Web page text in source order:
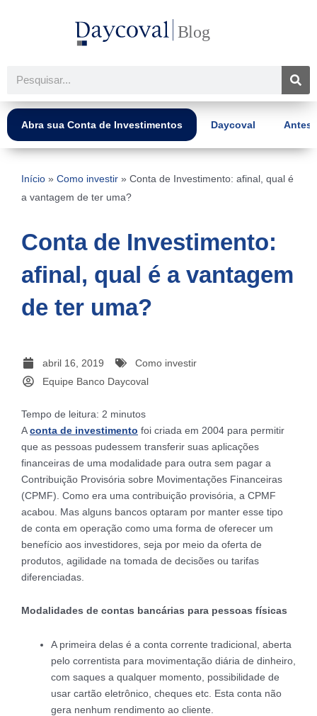
Pesquisar
Abra sua Conta de Investimentos Daycoval Antes
Início » Como investir » Conta de Investimento: afinal, qual é
a vantagem de ter uma?
Conta de Investimento:
afinal, qual é a vantagem
de ter uma?
abril 16, 2019
Como investir
Equipe Banco Daycoval
Tempo de leitura: 2 minutos
Aconta de investimento foi criada em 2004 para permitir
que as pessoas pudessem transferir suas aplicações
financeiras de uma modalidade para outra sem pagar a
Contribuição Provisória sobre Movimentações Financeiras
(CPMF). Como era uma contribuição provisória, a CPMF
acabou. Mas alguns bancos optaram por manter esse tipo
de conta em operação como uma forma de oferecer um
benefício aos investidores, seja por meio da oferta de
produtos, agilidade na tomada de decisões ou tarifas
diferenciadas.
Modalidades de contas bancárias para pessoas físicas
A primeira delas é a conta corrente tradicional, aberta
pelo correntista para movimentação diária de dinheiro,
com saques a qualquer momento, possibilidade de
usar cartão eletrônico, cheques etc. Esta conta não
gera nenhum rendimento ao cliente.